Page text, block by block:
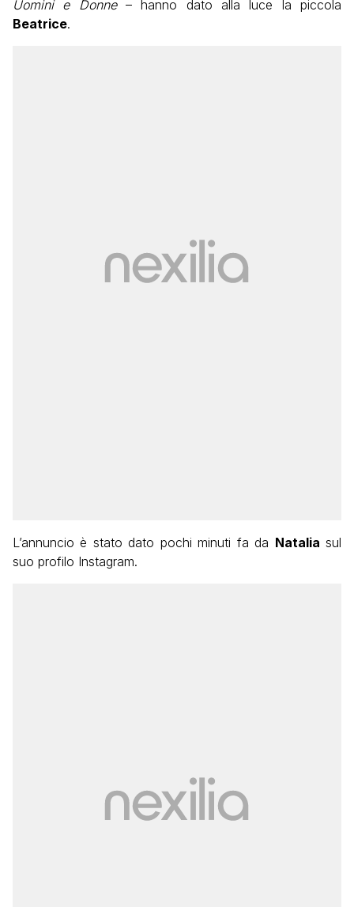
Uomini e Donne– hanno dato alla luce la piccola
Beatrice.
L’annuncio è stato dato pochi minuti fa da Natalia sul
suo profilo Instagram.